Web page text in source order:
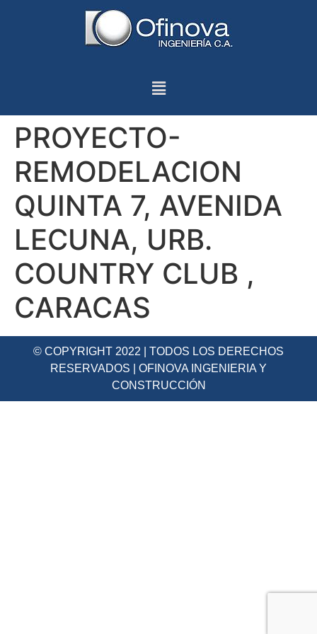
PROYECTO-
REMODELACION
QUINTA 7, AVENIDA
LECUNA, URB.
COUNTRY CLUB ,
CARACAS
© COPYRIGHT 2022 | TODOS LOS DERECHOS
RESERVADOS | OFINOVA INGENIERIA Y
CONSTRUCCIÓN